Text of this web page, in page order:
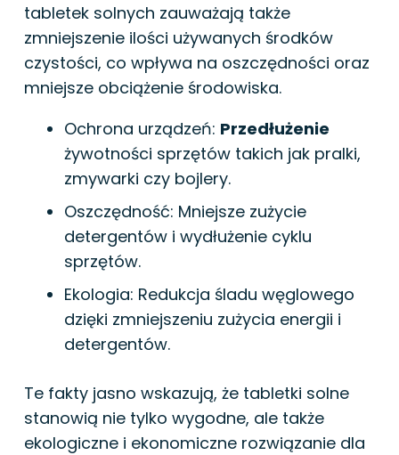
tabletek solnych zauważają także
zmniejszenie ilości używanych środków
czystości, co wpływa na oszczędności oraz
mniejsze obciążenie środowiska.
Ochrona urządzeń: Przedłużenie
żywotności sprzętów takich jak pralki,
zmywarki czy bojlery.
Oszczędność: Mniejsze zużycie
detergentów i wydłużenie cyklu
sprzętów.
Ekologia: Redukcja śladu węglowego
dzięki zmniejszeniu zużycia energii i
detergentów.
Te fakty jasno wskazują, że tabletki solne
stanowią nie tylko wygodne, ale także
ekologiczne i ekonomiczne rozwiązanie dla